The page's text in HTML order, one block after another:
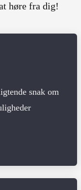
høre fra dig!
snak om